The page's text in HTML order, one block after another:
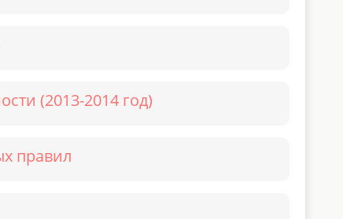
(2013-2014 год)
правил